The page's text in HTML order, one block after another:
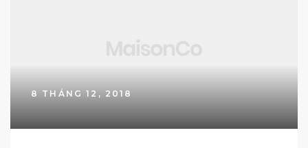
8 THÁNG 12, 2018